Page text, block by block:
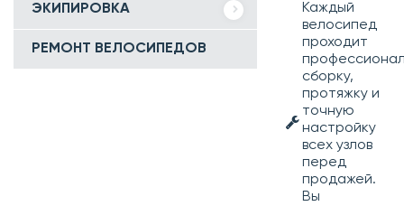
ЭКИПИРОВКА
РЕМОНТ ВЕЛОСИПЕДОВ
Каждый
велосипед
проходит
сборку,
протяжку и
точную
настройку
всех узлов
перед
продажей.
Вы